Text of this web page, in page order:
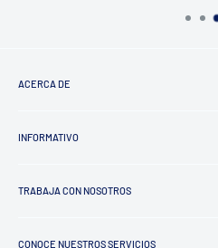
ACERCA DE
Trayectoria
INFORMATIVO
Aviso de Privacidad
TRABAJA CON NOSOTROS
CONOCE NUESTROS SERVICIOS